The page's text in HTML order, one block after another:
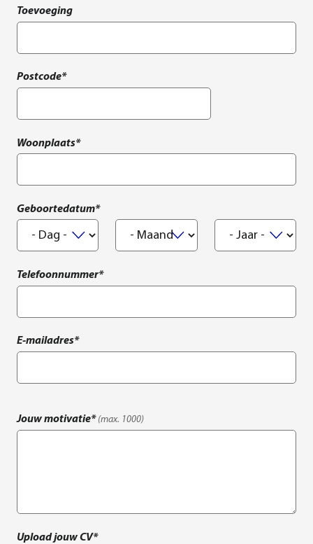
Toevoeging
Postcode*
Woonplaats*
Geboortedatum*
Telefoonnummer*
E-mailadres*
Jouw motivatie* (max. 1000)
Upload jouw CV*